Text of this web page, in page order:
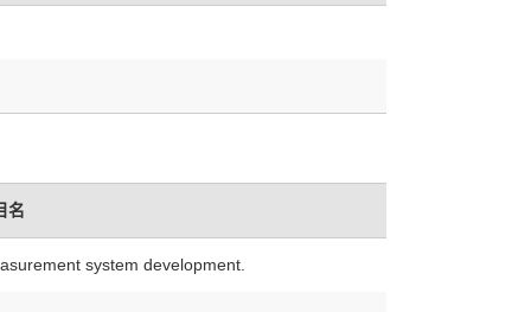
名
system development.